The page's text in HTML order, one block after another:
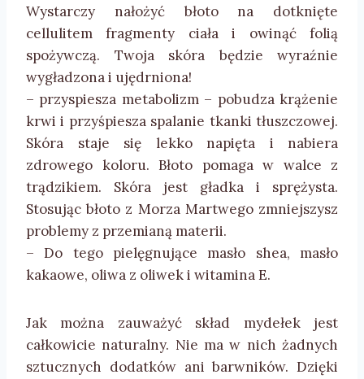
Wystarczy nałożyć błoto na dotknięte
cellulitem fragmenty ciała i owinąć folią
spożywczą. Twoja skóra będzie wyraźnie
wygładzona i ujędrniona!
– przyspiesza metabolizm – pobudza krążenie
krwi i przyśpiesza spalanie tkanki tłuszczowej.
Skóra staje się lekko napięta i nabiera
zdrowego koloru. Błoto pomaga w walce z
trądzikiem. Skóra jest gładka i sprężysta.
Stosując błoto z Morza Martwego zmniejszysz
problemy z przemianą materii.
– Do tego pielęgnujące masło shea, masło
kakaowe, oliwa z oliwek i witamina E.
Jak można zauważyć skład mydełek jest
całkowicie naturalny. Nie ma w nich żadnych
sztucznych dodatków ani barwników. Dzięki